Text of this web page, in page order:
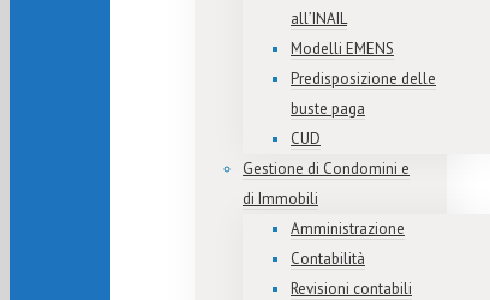
all’INAIL
Modelli EMENS
Predisposizione delle
buste paga
CUD
Gestione di Condomini e
di Immobili
Amministrazione
Contabilità
Revisioni contabili